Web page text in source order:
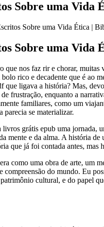
Sobre uma Vida
Sobre uma Vida Ética |
Sobre uma Vida
que nos faz rir e chorar, muitas
rico e decadente que é ao
que ligava a história? Mas,
de frustração, enquanto a
familiares, como um
parecia se materializar.
livros grátis epub uma jornada,
mente e da alma. A história
que já foi contada antes, mas
como uma obra de arte, um
do mundo. Eu
cultural, e do papel